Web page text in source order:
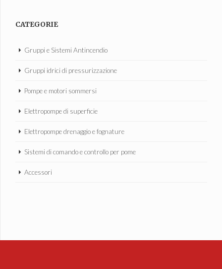
CATEGORIE
Gruppi e Sistemi Antincendio
Gruppi idrici di pressurizzazione
Pompe e motori sommersi
Elettropompe di superficie
Elettropompe drenaggio e fognature
Sistemi di comando e controllo per pome
Accessori